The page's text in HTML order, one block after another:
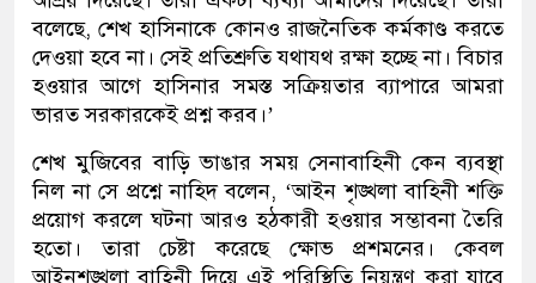
বলেছে, শেখ হাসিনাকে কোনও রাজনৈতিক কর্মকাণ্ড করতে
দেওয়া হবে না। সেই প্রতিশ্রুতি যথাযথ রক্ষা হচ্ছে না। বিচার
হওয়ার আগে হাসিনার সমস্ত সক্রিয়তার ব্যাপারে আমরা
ভারত সরকারকেই প্রশ্ন করব।’
শেখ মুজিবের বাড়ি ভাঙার সময় সেনাবাহিনী কেন ব্যবস্থা
নিল না সে প্রশ্নে নাহিদ বলেন, ‘আইন শৃঙ্খলা বাহিনী শক্তি
প্রয়োগ করলে ঘটনা আরও হঠকারী হওয়ার সম্ভাবনা তৈরি
হতো। তারা চেষ্টা করেছে ক্ষোভ প্রশমনের। কেবল
আইনশৃঙ্খলা বাহিনী দিয়ে এই পরিস্থিতি নিয়ন্ত্রণ করা যাবে